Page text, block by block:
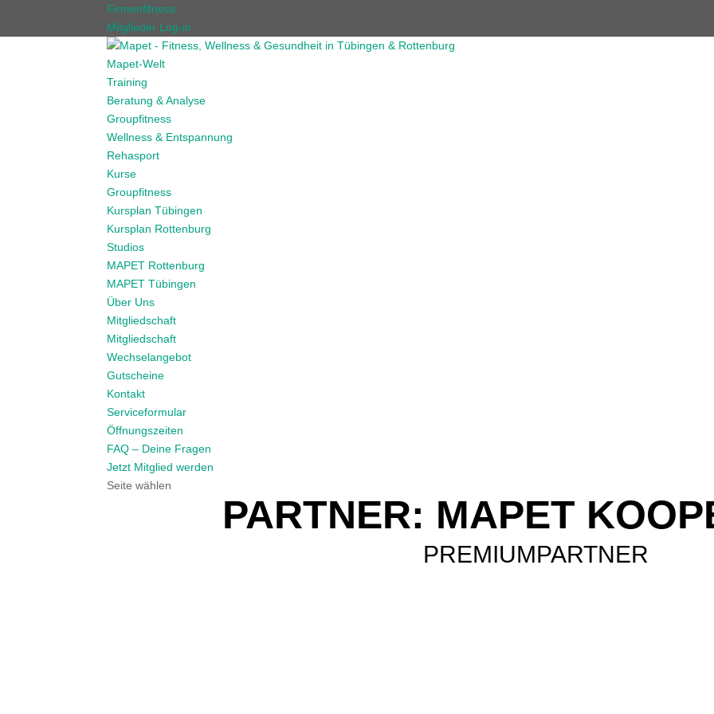
Firmenfitness
Mitglieder Log-in
Mapet-Welt
Training
Beratung & Analyse
Groupfitness
Wellness & Entspannung
Rehasport
Kurse
Groupfitness
Kursplan Tübingen
Kursplan Rottenburg
Studios
MAPET Rottenburg
MAPET Tübingen
Über Uns
Mitgliedschaft
Mitgliedschaft
Wechselangebot
Gutscheine
Kontakt
Serviceformular
Öffnungszeiten
FAQ – Deine Fragen
Jetzt Mitglied werden
Seite wählen
PARTNER: MAPET
PREMIUMPARTNER